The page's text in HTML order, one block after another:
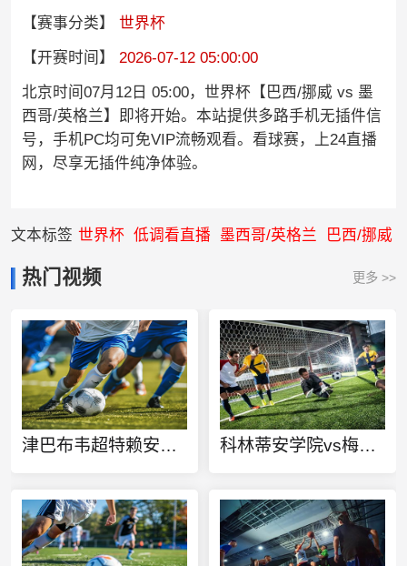
【赛事分类】
世界杯
【开赛时间】
2026-07-12 05:00:00
北京时间07月12日 05:00，世界杯【巴西/挪威 vs 墨
西哥/英格兰】即将开始。本站提供多路手机无插件信
号，手机PC均可免VIP流畅观看。看球赛，上24直播
网，尽享无插件纯净体验。
文本标签 世界杯 低调看直播 墨西哥/英格兰 巴西/挪威
热门视频 更多 >>
津巴布韦超特赖安格尔vs猎人在线观看 科林蒂安学院vs梅菲尔德联直播